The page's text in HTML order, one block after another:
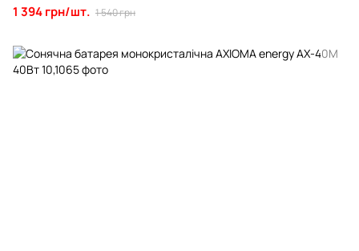
1 394 грн/шт. 1 540 грн